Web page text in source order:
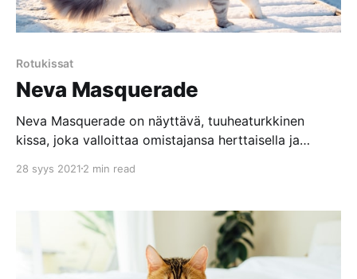
Rotukissat
Neva Masquerade
Neva Masquerade on näyttävä, tuuheaturkkinen
kissa, joka valloittaa omistajansa herttaisella ja
Masquerade on muunnos siperiankissasta, josta se
Paksusta talviturkistaan huolimatta se on melko
helppohoitoinen rotu, kunhan sille järjestää tarpeeksi
liikuntaa ja virikkeitä. Neva Masquerade ulkoiset
piirteet Neva Masqueraden turkki
28 syys 2021 2 min read